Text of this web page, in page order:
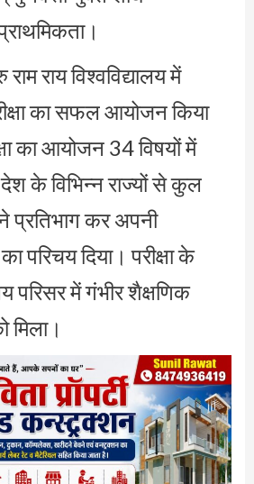
राय विश्वविद्यालय में
का सफल आयोजन किया
का आयोजन 34 विषयों में
के विभिन्न राज्यों से कुल
ने प्रतिभाग कर अपनी
परिचय दिया। परीक्षा के
परिसर में गंभीर शैक्षणिक
मिला।